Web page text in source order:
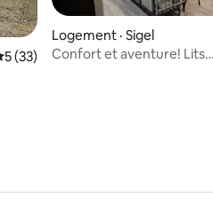
moyenne de 5 sur 5, 33
5 (33)
Logement · Sigel
Confort et aventure! Lits